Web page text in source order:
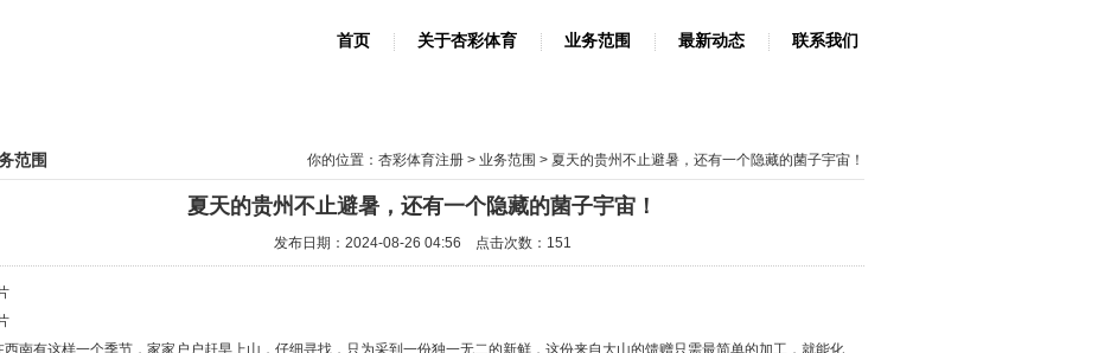
首页 关于杏彩体育 业务范围 最新动态 联系我们
范围 你的位置： 杏彩体育注册> 业务范围 > 夏天的贵州不止避暑，还有一个隐藏的菌子宇宙！
夏天的贵州不止避暑，还有一个隐藏的菌子宇宙！
发布日期：2024-08-26 04:56 点击次数：151
西南有这样一个季节，家家户户赶早上山，仔细寻找，只为采到一份独一无二的新鲜，这份来自大山的馈赠只需最简单的加工，就能化